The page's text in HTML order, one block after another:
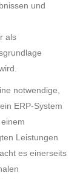
und
als
notwendige,
ERP-System
Leistungen
es einerseits